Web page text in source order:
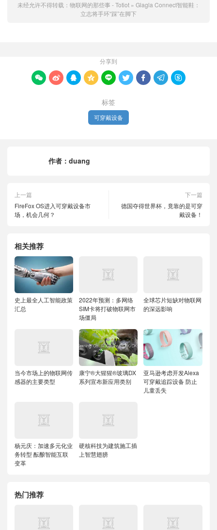
未经允许不得转载： 物联网的那些事 - Totiot» Glagla Connect智能鞋：
立志将手环“踩”在脚下
分享到
        
标签
可穿戴设备
作者： duang
上一篇
FireFox OS进入可穿戴设备市
场，机会几何？
下一篇
德国夺得世界杯，竟靠的是可穿
戴设备！
相关推荐
史上最全人工智能政策
汇总
2022年预测：多网络
SIM卡将打破物联网市
场僵局
全球芯片短缺对物联网
的深远影响
当今市场上的物联网传
感器的主要类型
康宁®大猩猩®玻璃DX
系列宣布新应用类别
亚马逊考虑开发Alexa
可穿戴追踪设备 防止
儿童丢失
杨元庆：加速多元化业
务转型 酝酿智能互联
变革
硬核科技为建筑施工插
上智慧翅膀
热门推荐